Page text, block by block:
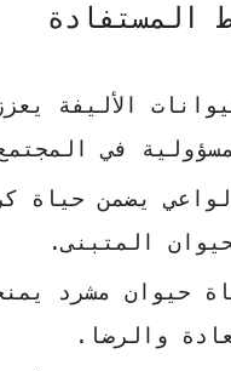
المستفادة
الأليفة
في
يضمن حياة
المتبنى.
حيوان مشرد
والرضا.